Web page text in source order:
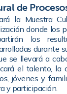
de
la Muestra
donde los
los
durante
se llevará a
el talento, la
jóvenes y
y participación.